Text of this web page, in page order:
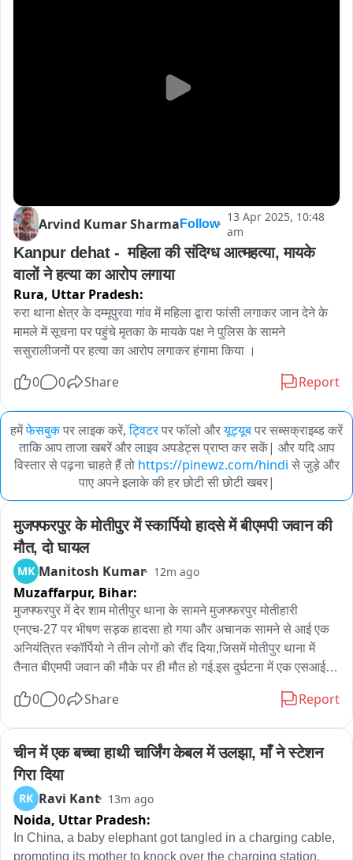
Arvind Kumar Sharma Follow
13 Apr 2025, 10:48
am
Kanpur dehat -  महिला की संदिग्ध आत्महत्या, मायके
वालों ने हत्या का आरोप लगाया
Rura, Uttar Pradesh:
रुरा थाना क्षेत्र के दम्मूपुरवा गांव में महिला द्वारा फांसी लगाकर जान देने के
मामले में सूचना पर पहुंचे मृतका के मायके पक्ष ने पुलिस के सामने
ससुरालीजनों पर हत्या का आरोप लगाकर हंगामा किया ।
0
0 Share Report
हमेंफेसबुकपर लाइक करें, ट्विटरपर फॉलो औरयूट्यूबपर सब्सक्राइब्ड करें
ताकि आप ताजा खबरें और लाइव अपडेट्स प्राप्त कर सकें| और यदि आप
विस्तार से पढ़ना चाहते हैं तो https://pinewz.com/hindi से जुड़े और
पाए अपने इलाके की हर छोटी सी छोटी खबर|
मुजफ्फरपुर के मोतीपुर में स्कार्पियो हादसे में बीएमपी जवान की
मौत, दो घायल
MK Manitosh Kumar 12m ago
Muzaffarpur, Bihar:
मुजफ्फरपुर में देर शाम मोतीपुर थाना के सामने मुजफ्फरपुर मोतीहारी
एनएच-27 पर भीषण सड़क हादसा हो गया और अचानक सामने से आई एक
अनियंत्रित स्कॉर्पियो ने तीन लोगों को रौंद दिया,जिसमें मोतीपुर थाना में
तैनात बीएमपी जवान की मौके पर ही मौत हो गई.इस दुर्घटना में एक एसआई
मच गई और घायलों को तत्काल ईलाज के लिए अस्पताल में भर्ती कराया गया
है.मृतक बीएमपी जवान की पहचान भार्गव भूषण के रूप में हुई है,जो मोतीपुर
थाना में तैनात था.वहीं घायलों में मोतीपुर थाना में पदस्थापित एसआई धर्मेंद्र
कुमार और स्थानीय दुकानदार विनोद कुमार पटेल शामिल हैं.दोनों घायलों को
तत्काल इलाज के लिए अस्पताल ले जाया गया, जहां उनकी हालत नाजुक
बताई जा रही है.
घटना की सूचना मिलते ही पुलिस मौके पर पहुंच कर कारवाई सुरु कर दी
है.पुलिस ने फिलहाल आरोपी स्कार्पियो चालक को गिरफ्तार कर लिया
0 0 Share Report
चीन में एक बच्चा हाथी चार्जिंग केबल में उलझा, माँ ने स्टेशन
गिरा दिया
RK Ravi Kant 13m ago
Noida, Uttar Pradesh:
In China, a baby elephant got tangled in a charging cable,
prompting its mother to knock over the charging station.